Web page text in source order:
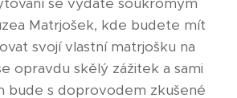
Matrjošek, kde budete mít
svojí vlastní matrjošku na
opravdu skělý zážitek a sami
bude s doprovodem zkušené